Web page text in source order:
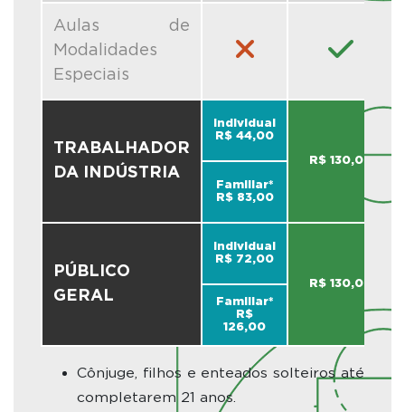
Aulas de
Modalidades
Especiais
TRABALHADOR
DA INDÚSTRIA
Individual
R$ 44,00
R$ 130,00
Familiar*
R$ 83,00
PÚBLICO
GERAL
Individual
R$ 72,00
R$ 130,00
Familiar*
R$
126,00
Cônjuge, filhos e enteados solteiros até
completarem 21 anos.